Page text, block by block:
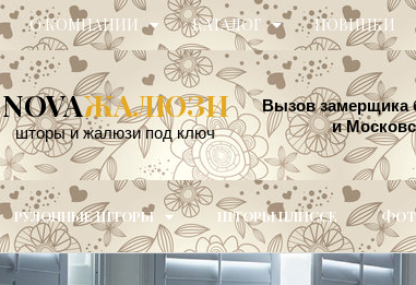
О КОМПАНИИ КАТАЛОГ НОВИНКИ
NOVAЖАЛЮЗИ
шторы и жалюзи под ключ
Вызов замерщика
и
РУЛОННЫЕ ШТОРЫ ШТОРЫ ПЛИССЕ